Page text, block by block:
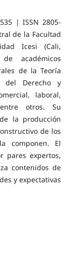
| ISSN 2805-
de la Facultad
Icesi (Cali,
académicos
de la Teoría
del Derecho y
laboral,
otros. Su
la producción
de los
componen. El
pares expertos,
contenidos de
y expectativas